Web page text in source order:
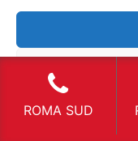
d’epoca nel
circostanze non
uso dell’auto è
che rende reale
Esistono delle
autovetture che
cerimonie e
ROMA SUD